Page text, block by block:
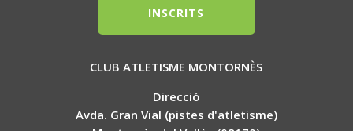
INSCRITS
CLUB ATLETISME MONTORNÈS
Direcció
Avda. Gran Vial (pistes d'atletisme)